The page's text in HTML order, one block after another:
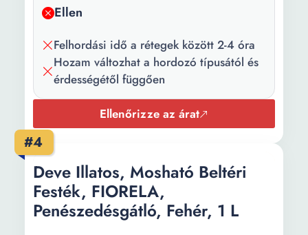
Szín:
Árnyalat:
Matt fehér
Mennyiség:
10 l
Ajánlott fedett
Szárítási idő:
Felhasználás
(ml|g/m²):
200
Ellen
Felhordási idő a rétegek között 2-4 óra
Hozam változhat a hordozó típusától és
érdességétől függően
Ellenőrizze az árat
#4
Deve Illatos, Mosható Beltéri
Festék, FIORELA,
Penészedésgátló, Fehér, 1 L